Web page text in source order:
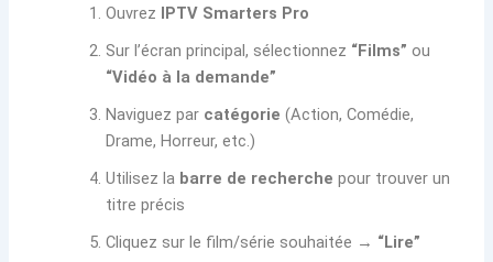
Ouvrez
IPTV Smarters Pro
Sur l’écran principal, sélectionnez “Films” ou
“Vidéo à la demande”
Naviguez par catégorie (Action, Comédie,
Drame, Horreur, etc.)
Utilisez la barre de recherche pour trouver un
titre précis
Cliquez sur le film/série souhaitée → “Lire”